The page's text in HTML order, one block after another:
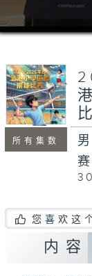
0
seconds
hours,
minutes,
37
seconds
所有集数
赛
您喜欢这
内容